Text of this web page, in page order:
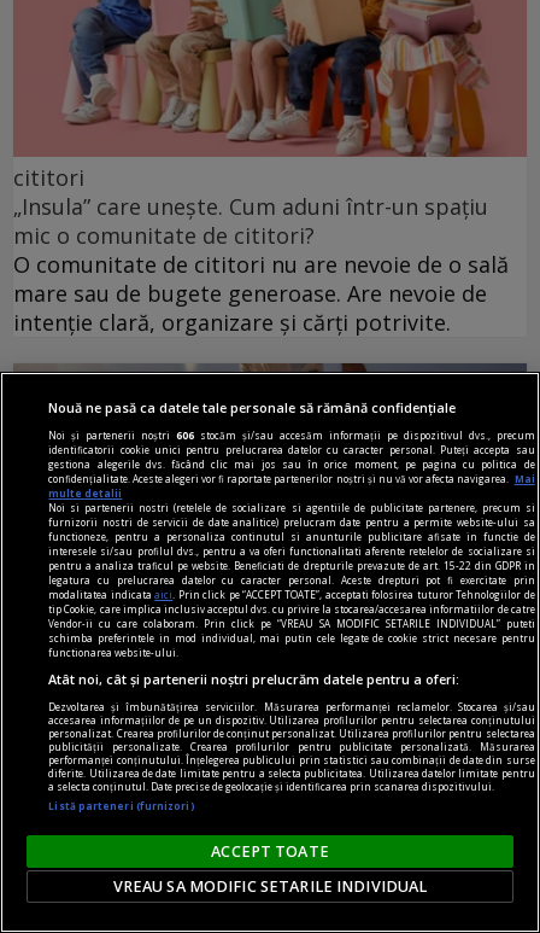
cititori
„Insula” care unește. Cum aduni într-un spațiu
mic o comunitate de cititori?
O comunitate de cititori nu are nevoie de o sală
mare sau de bugete generoase. Are nevoie de
intenție clară, organizare și cărți potrivite.
skateboard
Tipuri de skateboard-uri: Ce model să alegi?
Vrei să te plimbi prin oraș mai rapid, să înveți
primele trick-uri sau să ai o alternativă cool la
mersul pe jos? Alegerea plăcii potrivite face
diferența între o experiență frustrantă și una
care te motivează să ieși zilnic la skate.
Nouă ne pasă ca datele tale personale să rămână confidențiale
Noi și partenerii noștri606 stocăm și/sau accesăm informații pe dispozitivul dvs., precum
identificatorii cookie unici pentru prelucrarea datelor cu caracter personal. Puteți accepta sau
gestiona alegerile dvs. făcând clic mai jos sau în orice moment, pe pagina cu politica de
confidențialitate. Aceste alegeri vor fi raportate partenerilor noștri și nu vă vor afecta navigarea.
Mai
multe detalii
Noi si partenerii nostri (retelele de socializare si agentiile de publicitate partenere, precum si
furnizorii nostri de servicii de date analitice) prelucram date pentru a permite website-ului sa
functioneze, pentru a personaliza continutul si anunturile publicitare afisate in functie de
interesele si/sau profilul dvs., pentru a va oferi functionalitati aferente retelelor de socializare si
pentru a analiza traficul pe website. Beneficiati de drepturile prevazute de art. 15-22 din GDPR in
legatura cu prelucrarea datelor cu caracter personal. Aceste drepturi pot fi exercitate prin
modalitatea indicataaici
. Prin click pe “ACCEPT TOATE”, acceptati folosirea tuturor Tehnologiilor de
tip Cookie, care implica inclusiv acceptul dvs. cu privire la stocarea/accesarea informatiilor de catre
Vendor-ii cu care colaboram. Prin click pe “VREAU SA MODIFIC SETARILE INDIVIDUAL” puteti
schimba preferintele in mod individual, mai putin cele legate de cookie strict necesare pentru
functionarea website-ului.
Atât noi, cât și partenerii noștri prelucrăm datele pentru a oferi:
Dezvoltarea și îmbunătățirea serviciilor. Măsurarea performanței reclamelor. Stocarea și/sau
accesarea informațiilor de pe un dispozitiv. Utilizarea profilurilor pentru selectarea conținutului
personalizat. Crearea profilurilor de conținut personalizat. Utilizarea profilurilor pentru selectarea
publicității personalizate. Crearea profilurilor pentru publicitate personalizată. Măsurarea
performanței conținutului. Înțelegerea publicului prin statistici sau combinații de date din surse
diferite. Utilizarea de date limitate pentru a selecta publicitatea. Utilizarea datelor limitate pentru
a selecta conținutul. Date precise de geolocație și identificarea prin scanarea dispozitivului.
Listă parteneri (furnizori)
ACCEPT TOATE
VREAU SA MODIFIC SETARILE INDIVIDUAL